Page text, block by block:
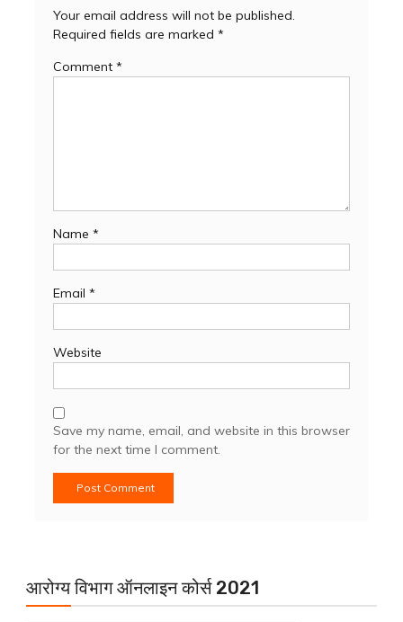
Your email address will not be published.
Required fields are marked *
Comment *
Name *
Email *
Website
Save my name, email, and website in this browser
for the next time I comment.
आरोग्य विभाग ऑनलाइन कोर्स 2021